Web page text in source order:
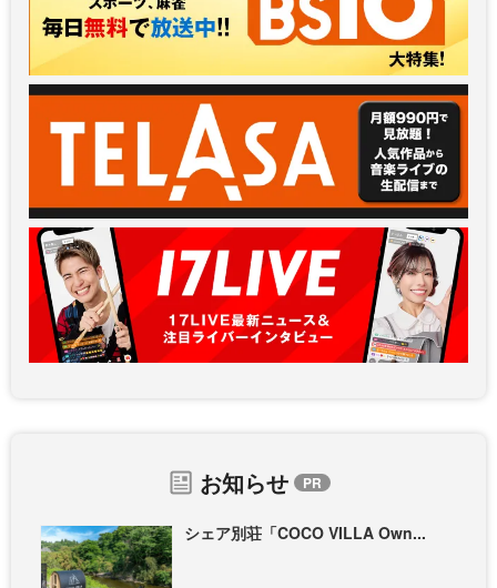
お知らせ
シェア別荘「COCO VILLA Own...